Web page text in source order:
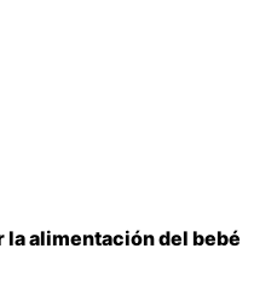
alimentación del bebé